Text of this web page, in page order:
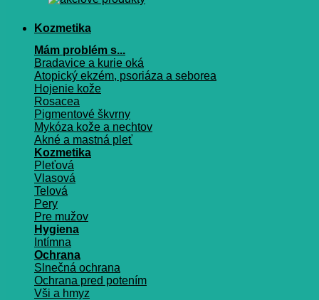
Kozmetika
Mám problém s...
Bradavice a kurie oká
Atopický ekzém, psoriáza a seborea
Hojenie kože
Rosacea
Pigmentové škvrny
Mykóza kože a nechtov
Akné a mastná pleť
Kozmetika
Pleťová
Vlasová
Telová
Pery
Pre mužov
Hygiena
Intímna
Ochrana
Slnečná ochrana
Ochrana pred potením
Vši a hmyz